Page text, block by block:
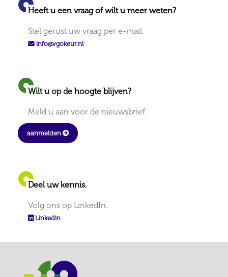
Heeft u een vraag of wilt u meer weten?
Stel gerust uw vraag per e-mail.
info@vgokeur.nl
Wilt u op de hoogte blijven?
Meld u aan voor de nieuwsbrief.
aanmelden
Deel uw kennis.
Volg ons op LinkedIn.
Linkedin